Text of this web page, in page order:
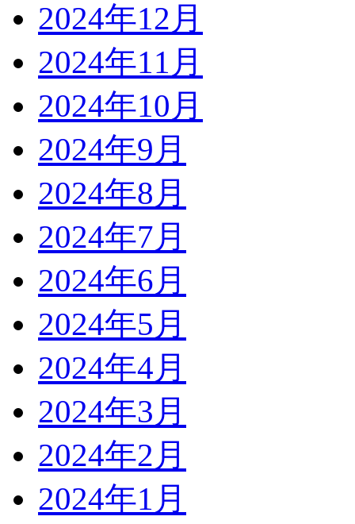
2024年12月
2024年11月
2024年10月
2024年9月
2024年8月
2024年7月
2024年6月
2024年5月
2024年4月
2024年3月
2024年2月
2024年1月